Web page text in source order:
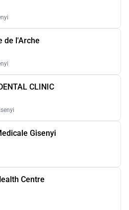
de l'Arche
CLINIC
Gisenyi
Centre